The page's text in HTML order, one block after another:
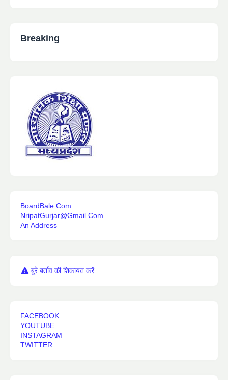
Breaking
BoardBale.Com
NripatGurjar@Gmail.Com
An Address
बुरे बर्ताव की शिकायत करें
FACEBOOK
YOUTUBE
INSTAGRAM
TWITTER